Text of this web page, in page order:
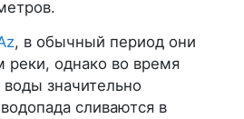
, в обычный период они
реки, однако во время
значительно
сливаются в